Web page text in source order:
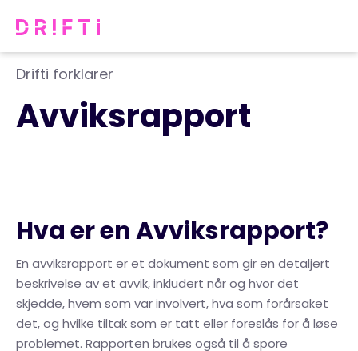
Drifti forklarer
Avviksrapport
Hva er en Avviksrapport?
En avviksrapport er et dokument som gir en detaljert
beskrivelse av et avvik, inkludert når og hvor det
skjedde, hvem som var involvert, hva som forårsaket
det, og hvilke tiltak som er tatt eller foreslås for å løse
problemet. Rapporten brukes også til å spore